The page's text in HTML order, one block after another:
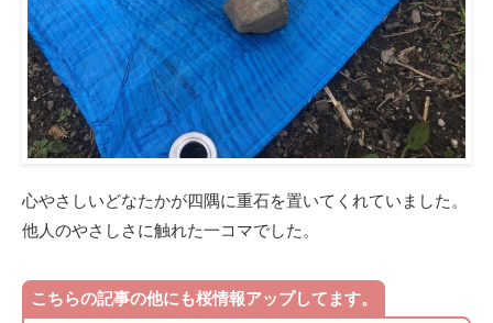
心やさしいどなたかが四隅に重石を置いてくれていました。
他人のやさしさに触れた一コマでした。
こちらの記事の他にも桜情報アップしてます。